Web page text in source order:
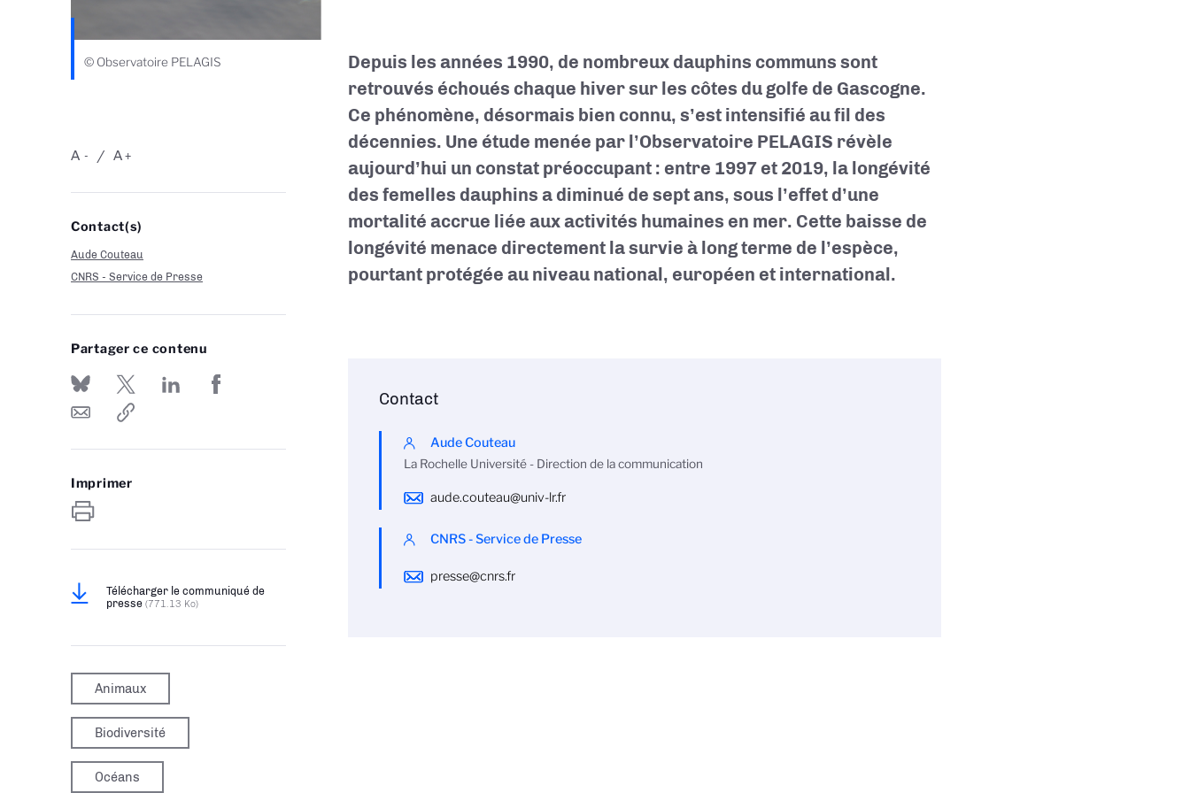
© Observatoire PELAGIS
-
A +
A
Contact(s)
Aude Couteau
CNRS - Service de Presse
Partager ce contenu
Imprimer
Télécharger le communiqué de
presse (771.13 Ko)
Animaux
Biodiversité
Océans
Depuis les années 1990, de nombreux dauphins communs sont
retrouvés échoués chaque hiver sur les côtes du golfe de Gascogne.
Ce phénomène, désormais bien connu, s’est intensifié au fil des
décennies. Une étude menée par l’Observatoire PELAGIS révèle
aujourd’hui un constat préoccupant : entre 1997 et 2019, la longévité
des femelles dauphins a diminué de sept ans, sous l’effet d’une
mortalité accrue liée aux activités humaines en mer. Cette baisse de
longévité menace directement la survie à long terme de l’espèce,
pourtant protégée au niveau national, européen et international.
Contact
Aude Couteau
La Rochelle Université - Direction de la communication
aude.couteau@univ-lr.fr
CNRS - Service de Presse
presse@cnrs.fr